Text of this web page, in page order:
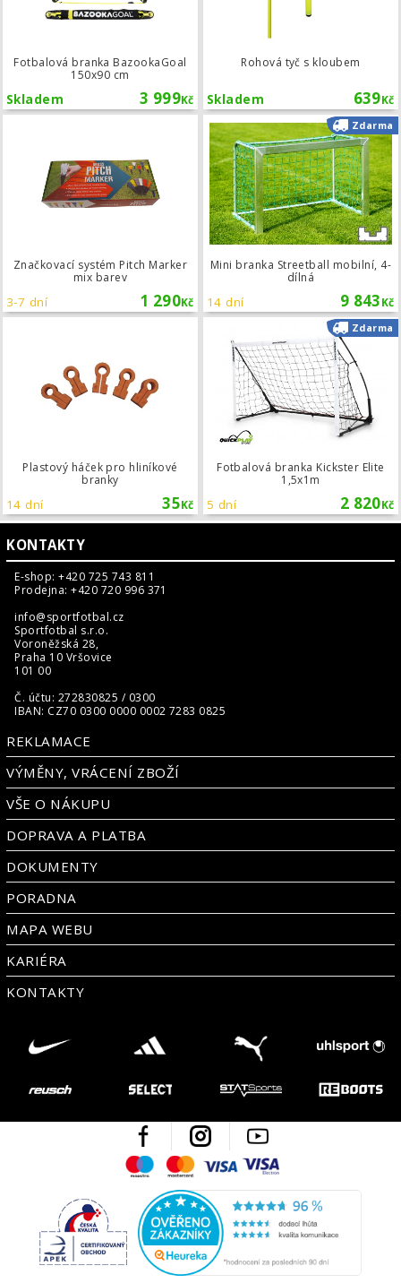
Fotbalová branka BazookaGoal
150x90 cm
3 999Kč
Skladem
Rohová tyč s kloubem
639Kč
Skladem
Značkovací systém Pitch Marker
mix barev
1 290Kč
3-7 dní
Značkovací systém Pitch Marker mix
Mini branka Streetball mobilní, 4-
dílná
9 843Kč
14 dní
Zdarma
Plastový háček pro hliníkové
branky
35Kč
14 dní
Plastový háček pro hliníkové branky
Fotbalová branka Kickster Elite
1,5x1m
2 820Kč
5 dní
Zdarma
KONTAKTY
E-shop: +420 725 743 811
Prodejna: +420 720 996 371
info@sportfotbal.cz
Sportfotbal s.r.o.
Voroněžská 28,
Praha 10 Vršovice
101 00
Č. účtu: 272830825 / 0300
IBAN: CZ70 0300 0000 0002 7283 0825
REKLAMACE
VÝMĚNY, VRÁCENÍ ZBOŽÍ
VŠE O NÁKUPU
DOPRAVA A PLATBA
DOKUMENTY
PORADNA
MAPA WEBU
KARIÉRA
KONTAKTY
Facebook Instagram
MaestroMastercard
Visa
Česká kvalita